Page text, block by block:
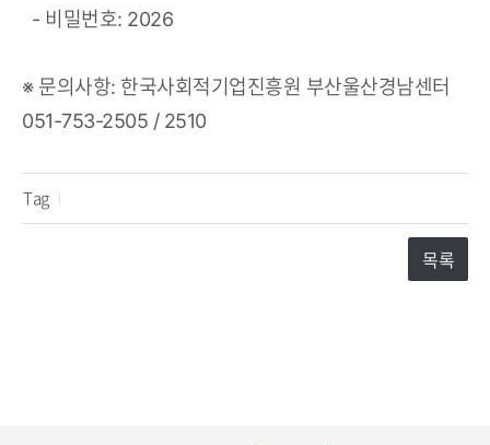
- 비밀번호: 2026
※ 문의사항: 한국사회적기업진흥원 부산울산경남센터
051-753-2505 / 2510
Tag
목록